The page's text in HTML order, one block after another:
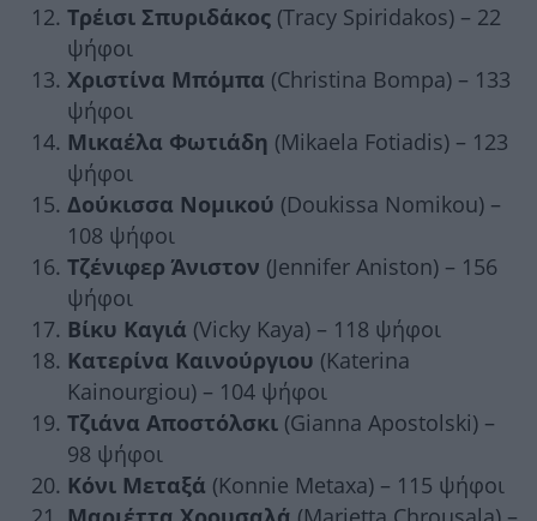
Τρέισι Σπυριδάκος (Tracy Spiridakos) – 22
ψήφοι
Χριστίνα Μπόμπα (Christina Bompa) – 133
ψήφοι
Μικαέλα Φωτιάδη (Mikaela Fotiadis) – 123
ψήφοι
Δούκισσα Νομικού (Doukissa Nomikou) –
108 ψήφοι
Τζένιφερ Άνιστον (Jennifer Aniston) – 156
ψήφοι
Βίκυ Καγιά (Vicky Kaya) – 118 ψήφοι
Κατερίνα Καινούργιου (Katerina
Kainourgiou) – 104 ψήφοι
Τζιάνα Αποστόλσκι (Gianna Apostolski) –
98 ψήφοι
Κόνι Μεταξά (Konnie Metaxa) – 115 ψήφοι